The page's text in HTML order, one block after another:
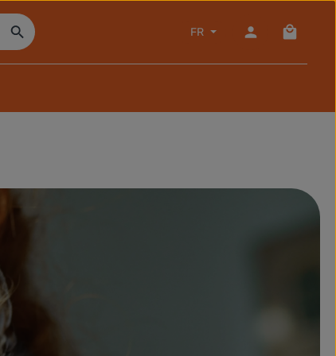
FR
Le